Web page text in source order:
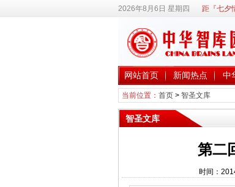
2026年8月6日 星期四 距『七夕
网站首页 新闻热点 中
当前位置： 首页> 智圣文库
智圣文库
第二
时间：